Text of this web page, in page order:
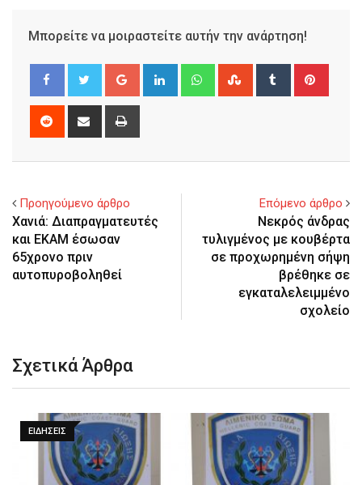
Μπορείτε να μοιραστείτε αυτήν την ανάρτηση!
Google+ LinkedIn WhatsappStumbleUpon
Tumblr
Reddit
Share
Προηγούμενο άρθρο
Χανιά: Διαπραγματευτές
και ΕΚΑΜ έσωσαν
65χρονο πριν
αυτοπυροβοληθεί
Επόμενο άρθρο
Νεκρός άνδρας
τυλιγμένος με κουβέρτα
σε προχωρημένη σήψη
βρέθηκε σε
εγκαταλελειμμένο
σχολείο
Σχετικά Άρθρα
ΕΙΔΉΣΕΙΣ